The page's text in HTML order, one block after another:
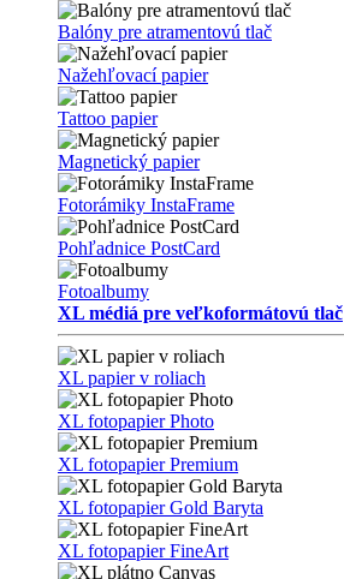
Balóny pre atramentovú tlač
Nažehľovací papier
Tattoo papier
Magnetický papier
Fotorámiky InstaFrame
Pohľadnice PostCard
Fotoalbumy
XL médiá pre veľkoformátovú tlač
XL papier v roliach
XL fotopapier Photo
XL fotopapier Premium
XL fotopapier Gold Baryta
XL fotopapier FineArt